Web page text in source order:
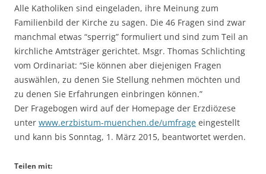
Alle Katholiken sind eingeladen, ihre Meinung zum
Familienbild der Kirche zu sagen. Die 46 Fragen sind zwar
manchmal etwas “sperrig” formuliert und sind zum Teil an
kirchliche Amtsträger gerichtet. Msgr. Thomas Schlichting
vom Ordinariat: “Sie können aber diejenigen Fragen
auswählen, zu denen Sie Stellung nehmen möchten und
zu denen Sie Erfahrungen einbringen können.”
Der Fragebogen wird auf der Homepage der Erzdiözese
unter www.erzbistum-muenchen.de/umfrage eingestellt
und kann bis Sonntag, 1. März 2015, beantwortet werden.
Teilen mit: